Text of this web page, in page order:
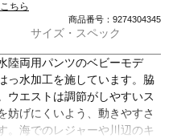
こちら
商品番号：9274304345
サイズ・スペック
陸両用パンツのベビーモデ
っ水加工を施しています。脇
ウエストは調節がしやすいス
妨げにくいよう、動きやすさ
。海でのレジャーや川辺のキ